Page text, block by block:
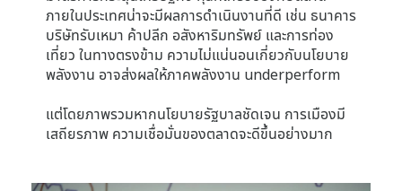
ภายในประเทศน่าจะมีผลการดำเนินงานที่ดี เช่น ธนาคาร
บริษัทรับเหมา ค้าปลีก อสังหาริมทรัพย์ และการท่อง
เที่ยว ในทางตรงข้าม ความไม่แน่นอนเกี่ยวกับนโยบาย
พลังงาน อาจส่งผลให้ภาคพลังงาน underperform
แต่โดยภาพรวมหากนโยบายรัฐบาลชัดเจน การเมืองมี
เสถียรภาพ ความเชื่อมั่นของตลาดจะดีขึ้นอย่างมาก